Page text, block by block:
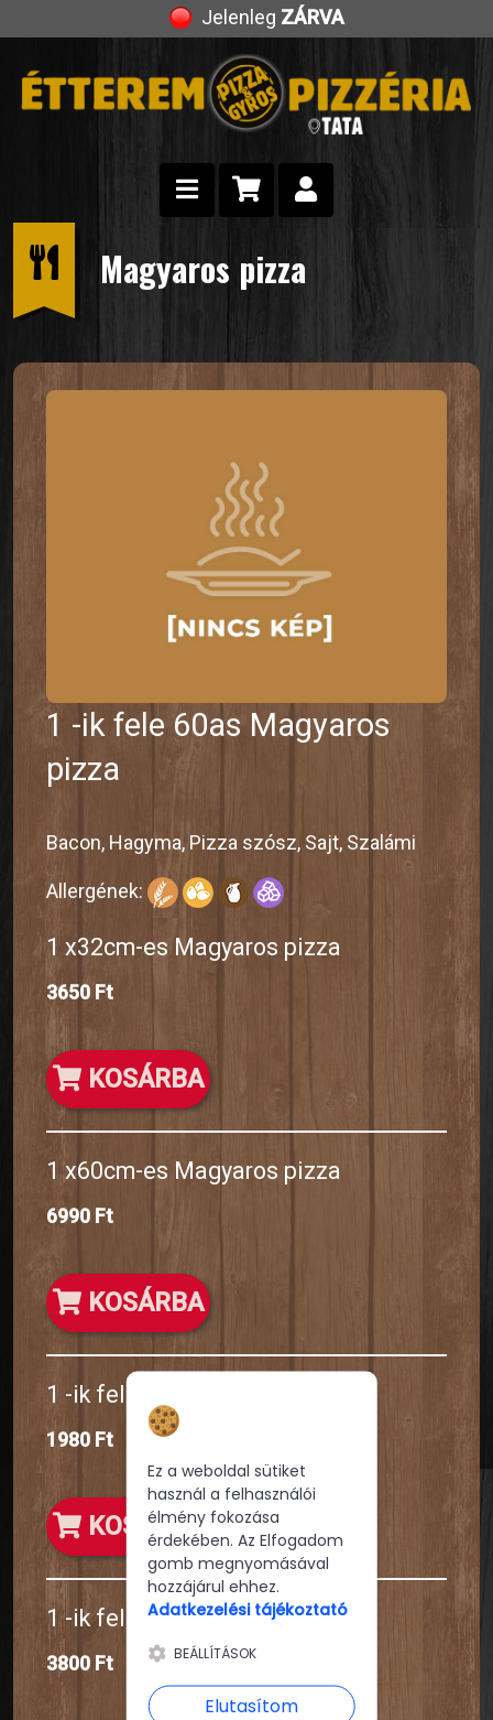
Jelenleg ZÁRVA
Magyaros pizza
1 -ik fele 60as Magyaros
pizza
Bacon, Hagyma, Pizza szósz, Sajt, Szalámi
Allergének:
1 x32cm-es Magyaros pizza
3650 Ft
KOSÁRBA
1 x60cm-es Magyaros pizza
6990 Ft
KOSÁRBA
1 -ik fele 32es Magyaros pizza
1980 Ft
KOSÁRBA
1 -ik fele 60as Magyaros pizza
3800 Ft
Ez a weboldal sütiket
használ a felhasználói
élmény fokozása
érdekében. Az Elfogadom
gomb megnyomásával
hozzájárul ehhez.
Adatkezelési tájékoztató
BEÁLLÍTÁSOK
Elutasítom